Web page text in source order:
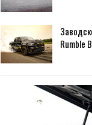
Rumble